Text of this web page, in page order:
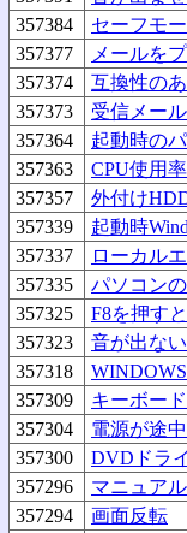
357384
セーフモ
357377
メールを
357374
互換性の
357373
受信メー
357364
起動時の
357363
CPU使用
357357
外付け
357339
起動時
357337
ローカル
357335
パソコン
357325
F8を押す
357323
音が出な
357318
357309
キーボー
357304
電源が途
357300
DVDドラ
357296
マニュア
357294
画面反転